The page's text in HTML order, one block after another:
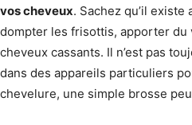
vos cheveux. Sachez qu’il
dompter les frisottis, apporter du
cheveux cassants. Il n’est pas
dans des appareils particuliers
chevelure, une simple brosse